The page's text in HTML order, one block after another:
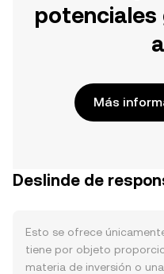
potenciales
Más
Deslinde de
Esto se ofrece
tiene por objeto
materia de inversión o